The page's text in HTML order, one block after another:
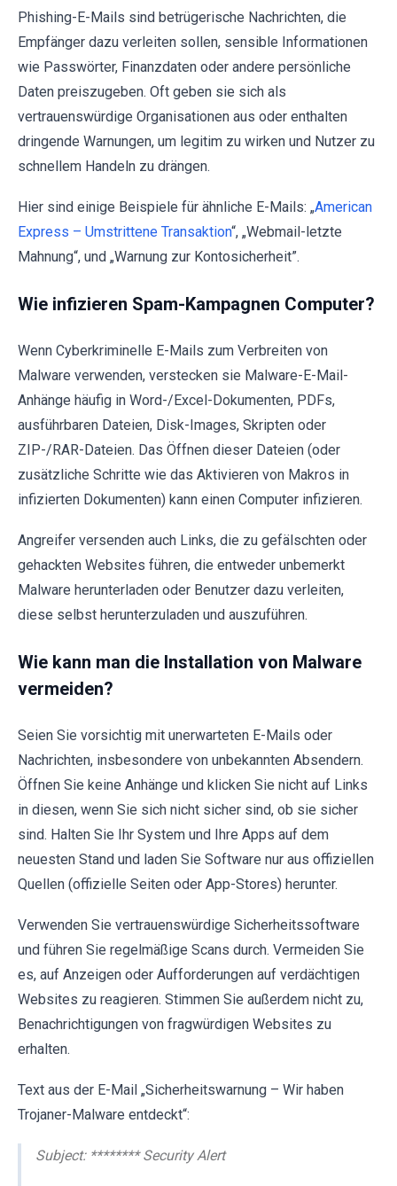
Phishing-E-Mails sind betrügerische Nachrichten, die
Empfänger dazu verleiten sollen, sensible Informationen
wie Passwörter, Finanzdaten oder andere persönliche
Daten preiszugeben. Oft geben sie sich als
vertrauenswürdige Organisationen aus oder enthalten
dringende Warnungen, um legitim zu wirken und Nutzer zu
schnellem Handeln zu drängen.
Hier sind einige Beispiele für ähnliche E-Mails: „American
Express – Umstrittene Transaktion“, „Webmail-letzte
Mahnung“, und „Warnung zur Kontosicherheit”.
Wie infizieren Spam-Kampagnen Computer?
Wenn Cyberkriminelle E-Mails zum Verbreiten von
Malware verwenden, verstecken sie Malware-E-Mail-
Anhänge häufig in Word-/Excel-Dokumenten, PDFs,
ausführbaren Dateien, Disk-Images, Skripten oder
ZIP-/RAR-Dateien. Das Öffnen dieser Dateien (oder
zusätzliche Schritte wie das Aktivieren von Makros in
infizierten Dokumenten) kann einen Computer infizieren.
Angreifer versenden auch Links, die zu gefälschten oder
gehackten Websites führen, die entweder unbemerkt
Malware herunterladen oder Benutzer dazu verleiten,
diese selbst herunterzuladen und auszuführen.
Wie kann man die Installation von Malware
vermeiden?
Seien Sie vorsichtig mit unerwarteten E-Mails oder
Nachrichten, insbesondere von unbekannten Absendern.
Öffnen Sie keine Anhänge und klicken Sie nicht auf Links
in diesen, wenn Sie sich nicht sicher sind, ob sie sicher
sind. Halten Sie Ihr System und Ihre Apps auf dem
neuesten Stand und laden Sie Software nur aus offiziellen
Quellen (offizielle Seiten oder App-Stores) herunter.
Verwenden Sie vertrauenswürdige Sicherheitssoftware
und führen Sie regelmäßige Scans durch. Vermeiden Sie
es, auf Anzeigen oder Aufforderungen auf verdächtigen
Websites zu reagieren. Stimmen Sie außerdem nicht zu,
Benachrichtigungen von fragwürdigen Websites zu
erhalten.
Text aus der E-Mail „Sicherheitswarnung – Wir haben
Trojaner-Malware entdeckt“:
Subject: ******** Security Alert